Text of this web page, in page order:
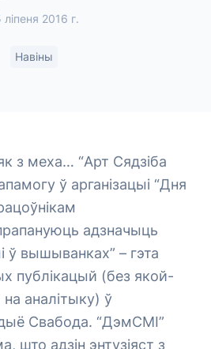
ліпеня 2016 г.
Навіны
з меха… “Арт Сядзіба
ў арганізацыі “Дня
адзначыць
ў вышыванках” – гэта
публікацый (без якой-
аналітыку) ў
Свабода. “ДэмСМІ”
што адзін энтузіяст з